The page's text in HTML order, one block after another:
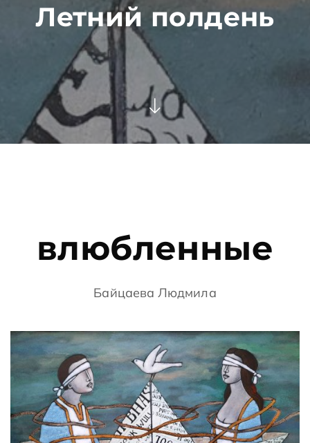
Летний полдень
влюбленные
Байцаева Людмила